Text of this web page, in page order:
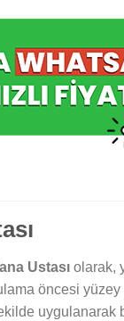
Ustası olarak,
öncesi yüzey
uygulanarak